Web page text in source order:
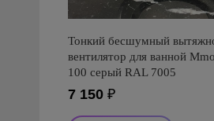
Тонкий бесшумный
вентилятор для ванной
100 серый RAL 7005
7 150 ₽